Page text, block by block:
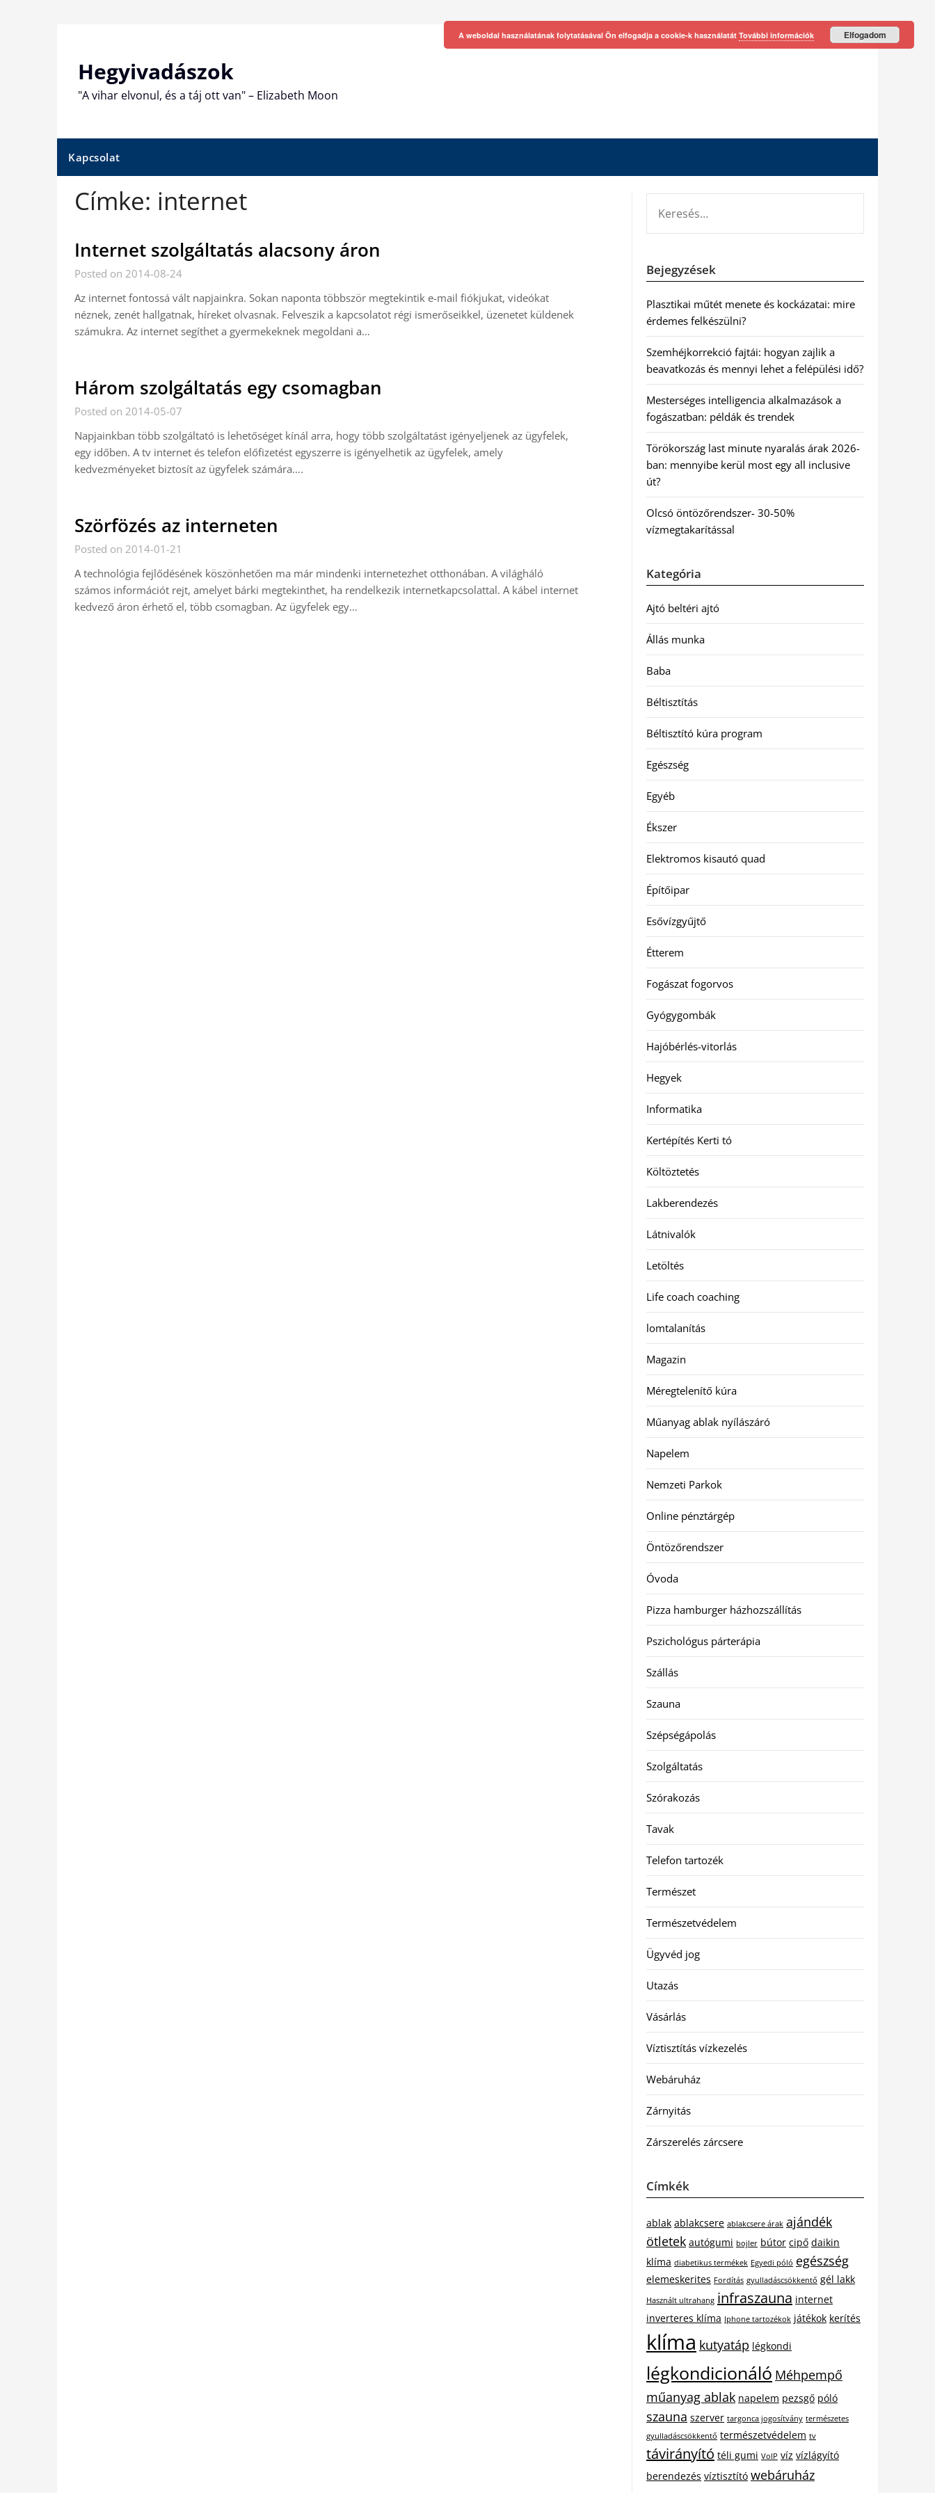
Hegyivadászok
"A vihar elvonul, és a táj ott van" – Elizabeth Moon
Kapcsolat
Címke: internet
Internet szolgáltatás alacsony áron
Posted on 2014-08-24
Az internet fontossá vált napjainkra. Sokan naponta többször megtekintik e-mail fiókjukat, videókat
néznek, zenét hallgatnak, híreket olvasnak. Felveszik a kapcsolatot régi ismerőseikkel, üzenetet küldenek
számukra. Az internet segíthet a gyermekeknek megoldani a…
Három szolgáltatás egy csomagban
Posted on 2014-05-07
Napjainkban több szolgáltató is lehetőséget kínál arra, hogy több szolgáltatást igényeljenek az ügyfelek,
egy időben. A tv internet és telefon előfizetést egyszerre is igényelhetik az ügyfelek, amely
kedvezményeket biztosít az ügyfelek számára….
Szörfözés az interneten
Posted on 2014-01-21
A technológia fejlődésének köszönhetően ma már mindenki internetezhet otthonában. A világháló
számos információt rejt, amelyet bárki megtekinthet, ha rendelkezik internetkapcsolattal. A kábel internet
kedvező áron érhető el, több csomagban. Az ügyfelek egy…
Bejegyzések
Plasztikai műtét menete és kockázatai: mire
érdemes felkészülni?
Szemhéjkorrekció fajtái: hogyan zajlik a
beavatkozás és mennyi lehet a felépülési idő?
Mesterséges intelligencia alkalmazások a
fogászatban: példák és trendek
Törökország last minute nyaralás árak 2026-
ban: mennyibe kerül most egy all inclusive
út?
Olcsó öntözőrendszer- 30-50%
vízmegtakarítással
Kategória
Ajtó beltéri ajtó
Állás munka
Baba
Béltisztítás
Béltisztító kúra program
Egészség
Egyéb
Ékszer
Elektromos kisautó quad
Építőipar
Esővízgyűjtő
Étterem
Fogászat fogorvos
Gyógygombák
Hajóbérlés-vitorlás
Hegyek
Informatika
Kertépítés Kerti tó
Költöztetés
Lakberendezés
Látnivalók
Letöltés
Life coach coaching
lomtalanítás
Magazin
Méregtelenítő kúra
Műanyag ablak nyílászáró
Napelem
Nemzeti Parkok
Online pénztárgép
Öntözőrendszer
Óvoda
Pizza hamburger házhozszállítás
Pszichológus párterápia
Szállás
Szauna
Szépségápolás
Szolgáltatás
Szórakozás
Tavak
Telefon tartozék
Természet
Természetvédelem
Ügyvéd jog
Utazás
Vásárlás
Víztisztítás vízkezelés
Webáruház
Zárnyitás
Zárszerelés zárcsere
Címkék
ablak ablakcsere ablakcsere árak ajándék
ötletek autógumi bojler bútor cipő daikin
klíma diabetikus termékek Egyedi póló egészség
elemeskerites Fordítás gyulladáscsökkentő gél lakk
Használt ultrahang infraszauna internet
inverteres klíma Iphone tartozékok játékok kerítés
klíma kutyatáp légkondi
légkondicionáló Méhpempő
műanyag ablak napelem pezsgő póló
szauna szerver targonca jogosítvány természetes
gyulladáscsökkentő természetvédelem tv
távirányító téli gumi VoIP víz vízlágyító
berendezés víztisztító webáruház
A weboldal használatának folytatásával Ön elfogadja a cookie-k használatát További információk Elfogadom